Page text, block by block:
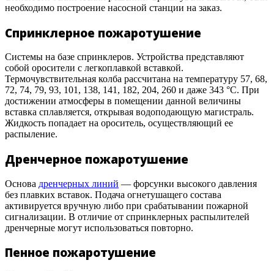
необходимо построение насосной станции на заказ.
Спринклерное пожаротушение
Системы на базе спринклеров. Устройства представляют
собой оросители с легкоплавкой вставкой.
Термочувствительная колба рассчитана на температуру 57, 68,
72, 74, 79, 93, 101, 138, 141, 182, 204, 260 и даже 343 °С. При
достижении атмосферы в помещении данной величины
вставка сплавляется, открывая водоподающую магистраль.
Жидкость попадает на ороситель, осуществляющий ее
распыление.
Дренчерное пожаротушение
Основа дренчерных линий — форсунки высокого давления
без плавких вставок. Подача огнетушащего состава
активируется вручную либо при срабатывании пожарной
сигнализации. В отличие от спринклерных распылителей
дренчерные могут использоваться повторно.
Пенное пожаротушение